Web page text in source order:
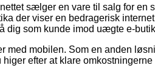
sælger en vare til salg for en
der viser en bedragerisk
dig som kunde imod uægte e-
med mobilen. Som en anden
efter at klare omkostningerne